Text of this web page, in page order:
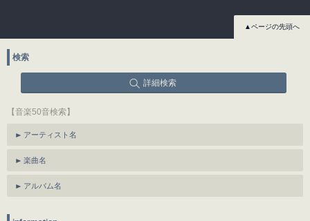
▲ページの先頭へ
検索
詳細検索
【音楽50音検索】
アーティスト名
楽曲名
アルバム名